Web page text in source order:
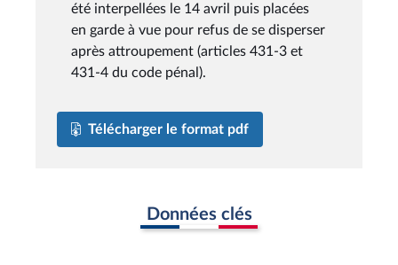
été interpellées le 14 avril puis placées
en garde à vue pour refus de se disperser
après attroupement (articles 431-3 et
431-4 du code pénal).
Télécharger le format pdf
Données clés